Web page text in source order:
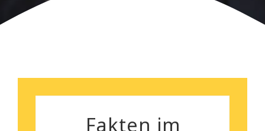
Fakten im